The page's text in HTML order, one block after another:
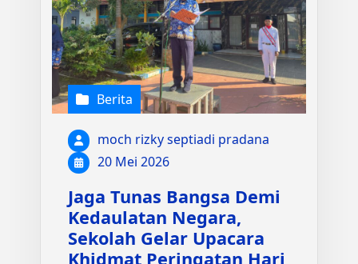
Berita
moch rizky septiadi pradana
20 Mei 2026
Jaga Tunas Bangsa Demi
Kedaulatan Negara,
Sekolah Gelar Upacara
Khidmat Peringatan Hari